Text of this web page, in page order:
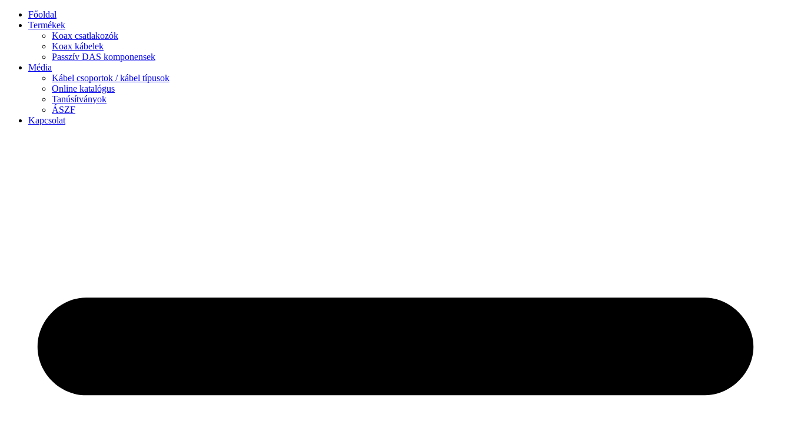
Ugrás
tartalomhoz
Főoldal
Termékek
Koax csatlakozók
Koax kábelek
Passzív DAS komponensek
Média
Kábel csoportok / kábel típusok
Online katalógus
Tanúsítványok
ÁSZF
Kapcsolat